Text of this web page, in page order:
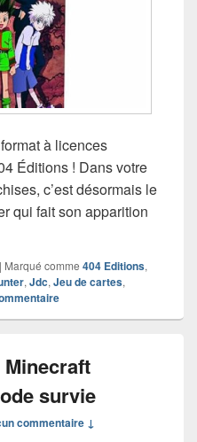
à licences
Éditions ! Dans votre
c’est désormais le
qui fait son apparition
| Marqué comme 404 Editions,
, Jdc, Jeu de cartes,
survie
commentaire ↓